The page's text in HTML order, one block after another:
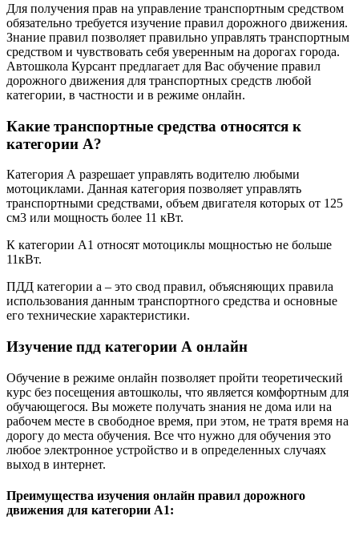
Для получения прав на управление транспортным средством
обязательно требуется изучение правил дорожного движения.
Знание правил позволяет правильно управлять транспортным
средством и чувствовать себя уверенным на дорогах города.
Автошкола Курсант предлагает для Вас обучение правил
дорожного движения для транспортных средств любой
категории, в частности и в режиме онлайн.
Какие транспортные средства относятся к
категории А?
Категория А разрешает управлять водителю любыми
мотоциклами. Данная категория позволяет управлять
транспортными средствами, объем двигателя которых от 125
см3 или мощность более 11 кВт.
К категории А1 относят мотоциклы мощностью не больше
11кВт.
ПДД категории а – это свод правил, объясняющих правила
использования данным транспортного средства и основные
его технические характеристики.
Изучение пдд категории А онлайн
Обучение в режиме онлайн позволяет пройти теоретический
курс без посещения автошколы, что является комфортным для
обучающегося. Вы можете получать знания не дома или на
рабочем месте в свободное время, при этом, не тратя время на
дорогу до места обучения. Все что нужно для обучения это
любое электронное устройство и в определенных случаях
выход в интернет.
Преимущества изучения онлайн правил дорожного
движения для категории А1: